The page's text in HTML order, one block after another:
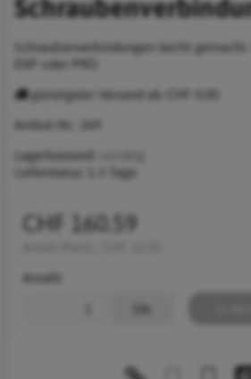
Schraubenverbindungen leicht gemacht.
EXP oder PRO.
günstigster Versand ab CHF 0.00
Artikel-Nr.:
Lagerbestand:
Lieferstatus:
1-3 Tage
CHF 160.59
Anzahl